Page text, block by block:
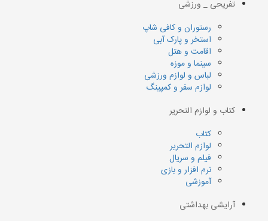
تفریحی _ ورزشی
رستوران و کافی شاپ
استخر و پارک آبی
اقامت و هتل
سینما و موزه
لباس و لوازم ورزشی
لوازم سفر و کمپینگ
کتاب و لوازم التحریر
کتاب
لوازم التحریر
فیلم و سریال
نرم افزار و بازی
آموزشی
آرایشی بهداشتی